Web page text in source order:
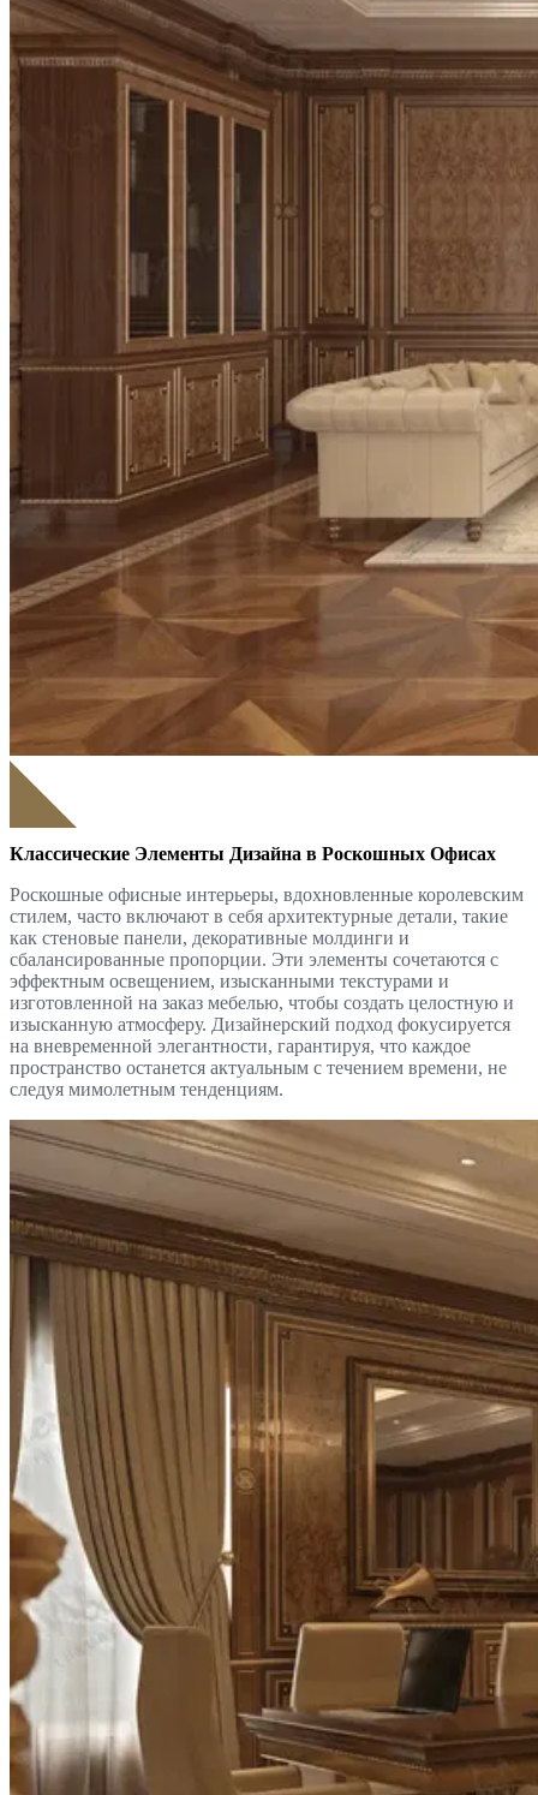
Классические Элементы Дизайна в Роскошных Офисах
Роскошные офисные интерьеры, вдохновленные королевским
стилем, часто включают в себя архитектурные детали, такие
как стеновые панели, декоративные молдинги и
сбалансированные пропорции. Эти элементы сочетаются с
эффектным освещением, изысканными текстурами и
изготовленной на заказ мебелью, чтобы создать целостную и
изысканную атмосферу. Дизайнерский подход фокусируется
на вневременной элегантности, гарантируя, что каждое
пространство останется актуальным с течением времени, не
следуя мимолетным тенденциям.